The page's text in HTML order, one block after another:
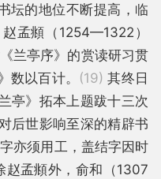
的地位不断提高，临
孟頫（1254—1322）
兰亭序》的赏读研习贯
数以百计。 (19)其终日
亭》拓本上题跋十三次
后世影响至深的精辟书
亦须用工，盖结字因时
赵孟頫外，俞和（1307